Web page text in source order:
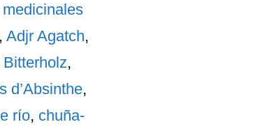
Adjr Agatch,
Bitterholz,
d’Absinthe,
río, chuña-